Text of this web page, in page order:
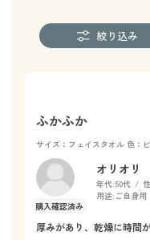
絞り込み
ふかふか
サイズ：フェイスタオル 色：
オリオリ
年代:50代
用途: ご自身用
厚みがあり、乾燥に時間